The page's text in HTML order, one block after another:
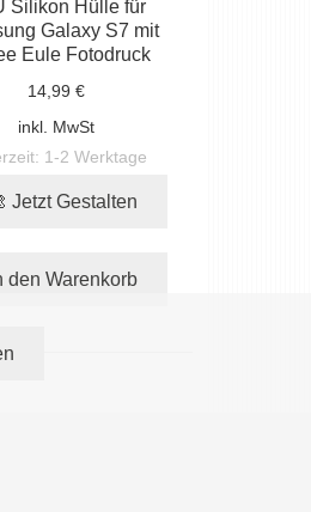
Silikon Hülle für
Galaxy S7 mit
Eule Fotodruck
14,99 €
inkl. MwSt
1-2 Werktage
Jetzt Gestalten
den Warenkorb